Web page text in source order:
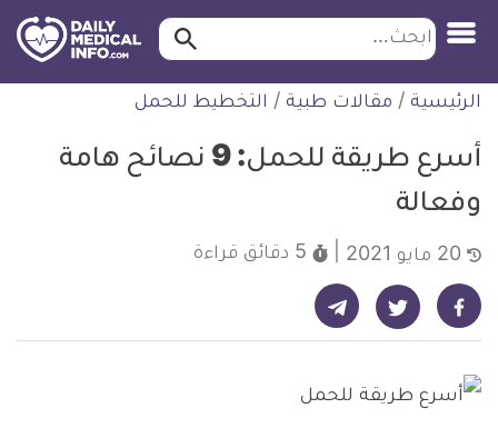
التخطي
للمحتوى
طبية
ابحث ابحث…
الرئيسية / مقالات طبية / التخطيط للحمل
أسرع طريقة للحمل: 9 نصائح هامة
وفعالة
5 دقائق قراءة
شارك على فيسبوك - ديلي ميديكال انفو شارك على تويتر - ديلي ميديكال انفو شارك على تيليجرام - ديلي ميديكال انفو